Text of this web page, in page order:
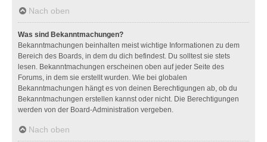
Nach oben
Was sind Bekanntmachungen?
Bekanntmachungen beinhalten meist wichtige Informationen zu dem
Bereich des Boards, in dem du dich befindest. Du solltest sie stets
lesen. Bekanntmachungen erscheinen oben auf jeder Seite des
Forums, in dem sie erstellt wurden. Wie bei globalen
Bekanntmachungen hängt es von deinen Berechtigungen ab, ob du
Bekanntmachungen erstellen kannst oder nicht. Die Berechtigungen
werden von der Board-Administration vergeben.
Nach oben